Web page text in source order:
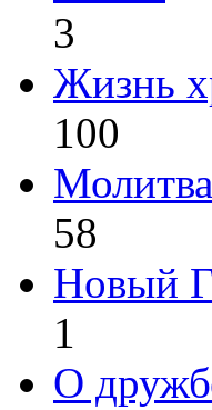
3
Жизнь
100
58
Новый
1
О